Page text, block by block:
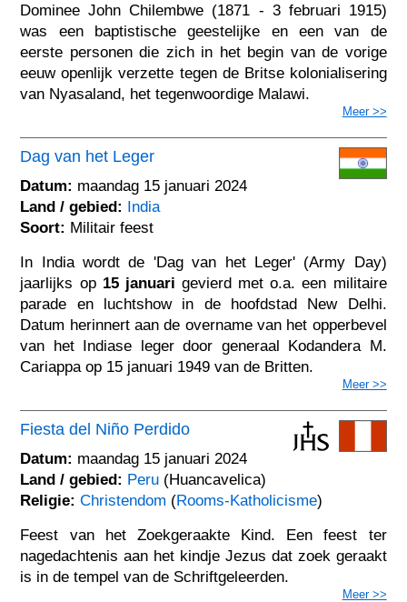
Dominee John Chilembwe (1871 - 3 februari 1915)
was een baptistische geestelijke en een van de
eerste personen die zich in het begin van de vorige
eeuw openlijk verzette tegen de Britse kolonialisering
van Nyasaland, het tegenwoordige Malawi.
Meer >>
Dag van het Leger
Datum: maandag 15 januari 2024
Land / gebied: India
Soort: Militair feest
In India wordt de 'Dag van het Leger' (Army Day)
jaarlijks op 15 januari gevierd met o.a. een militaire
parade en luchtshow in de hoofdstad New Delhi.
Datum herinnert aan de overname van het opperbevel
van het Indiase leger door generaal Kodandera M.
Cariappa op 15 januari 1949 van de Britten.
Meer >>
Fiesta del Niño Perdido
Datum: maandag 15 januari 2024
Land / gebied: Peru (Huancavelica)
Religie: Christendom (Rooms-Katholicisme)
Feest van het Zoekgeraakte Kind. Een feest ter
nagedachtenis aan het kindje Jezus dat zoek geraakt
is in de tempel van de Schriftgeleerden.
Meer >>